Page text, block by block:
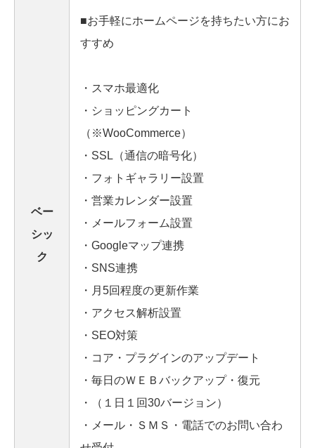
ベー
シッ
ク
■お手軽にホームページを持ちたい方にお
すすめ
・スマホ最適化
・ショッピングカート
（※WooCommerce）
・SSL（通信の暗号化）
・フォトギャラリー設置
・営業カレンダー設置
・メールフォーム設置
・Googleマップ連携
・SNS連携
・月5回程度の更新作業
・アクセス解析設置
・SEO対策
・コア・プラグインのアップデート
・毎日のＷＥＢバックアップ・復元
・（１日１回30バージョン）
・メール・ＳＭＳ・電話でのお問い合わ